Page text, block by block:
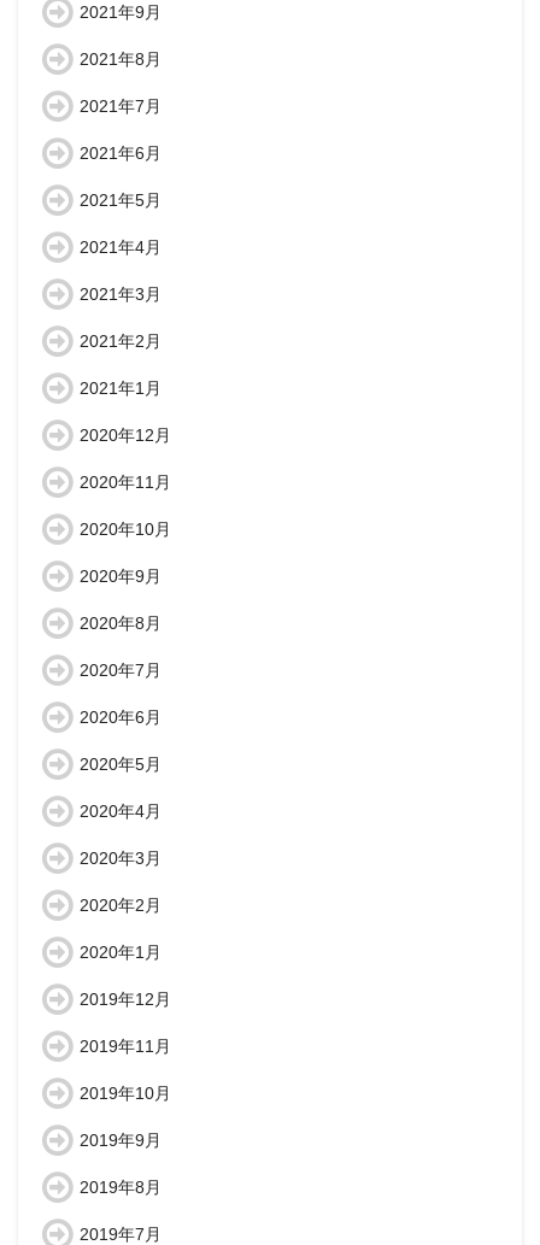
2021年9月
2021年8月
2021年7月
2021年6月
2021年5月
2021年4月
2021年3月
2021年2月
2021年1月
2020年12月
2020年11月
2020年10月
2020年9月
2020年8月
2020年7月
2020年6月
2020年5月
2020年4月
2020年3月
2020年2月
2020年1月
2019年12月
2019年11月
2019年10月
2019年9月
2019年8月
2019年7月